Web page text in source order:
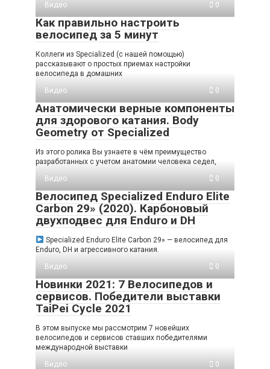
Видео 0
Как правильно настроить
велосипед за 5 минут
Коллеги из Specialized (с нашей помощью)
рассказывают о простых приемах настройки
велосипеда в домашних
Видео
0
Анатомически верные компоненты
для здорового катания. Body
Geometry от Specialized
Из этого ролика Вы узнаете в чём преимущество
разработанных с учетом анатомии человека седел,
Видео
0
Велосипед Specialized Enduro Elite
Carbon 29» (2020). Карбоновый
двухподвес для Enduro и DH
Specialized Enduro Elite Carbon 29» — велосипед для
Enduro, DH и агрессивного катания.
Видео
0
Новинки 2021: 7 Велосипедов и
сервисов. Победители выставки
TaiPei Cycle 2021
В этом выпуске мы рассмотрим 7 новейших
велосипедов и сервисов ставших победителями
международной выставки
Видео
0